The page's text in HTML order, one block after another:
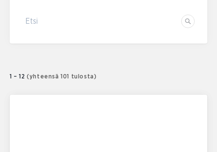
Etsi
1 – 12 (yhteensä 101 tulosta)